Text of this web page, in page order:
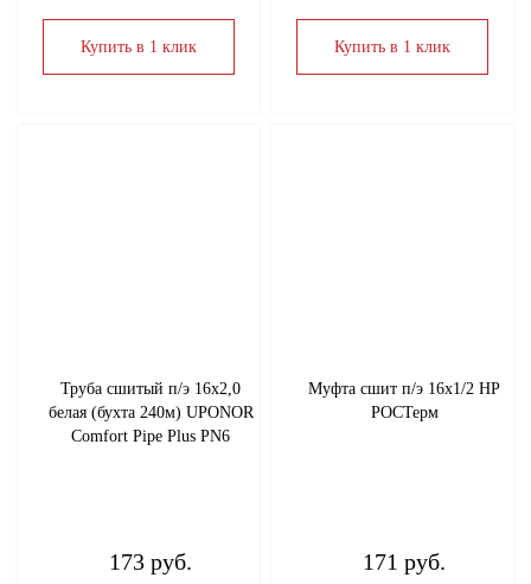
Купить в 1 клик Купить в 1 клик
Труба сшитый п/э 16х2,0
белая (бухта 240м) UPONOR
Comfort Pipe Plus PN6
173 руб.
Муфта сшит п/э 16x1/2 НР
РОСТерм
171 руб.